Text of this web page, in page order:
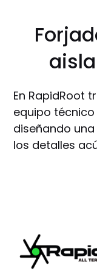
En RapidRoot
equipo
diseñando
los detalles